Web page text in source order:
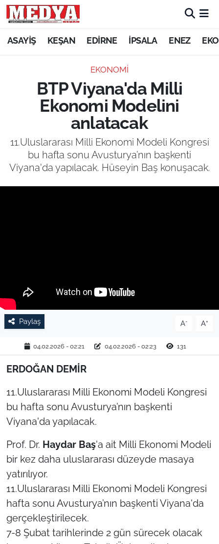
ASAYİŞ KEŞAN EDİRNE İPSALA ENEZ
EKONOMİ
BTP Viyana'da Milli
Ekonomi Modelini
anlatacak
11.Uluslararası Milli Ekonomi Modeli Kongresi
bu hafta sonu Avusturya’nın başkenti
Viyana'da yapılacak. Hüseyin Baş konuşacak.
Paylaş A- A+
04.02.2026 - 02:21 04.02.2026 - 02:23 131
ERDOĞAN DEMİR
11.Uluslararası Milli Ekonomi Modeli Kongresi
bu hafta sonu Avusturya’nın başkenti
Viyana'da yapılacak.
Prof. Dr. Haydar Baş'a ait Milli Ekonomi Modeli
bir kez daha uluslararası düzeyde masaya
yatırılıyor.
11.Uluslararası Milli Ekonomi Modeli Kongresi
hafta sonu Avusturya’nın başkenti Viyana'da
gerçekleştirilecek.
7-8 Şubat tarihlerinde 2 gün sürecek olacak
KEŞAN
ASAYİŞ
SİYASET
GÜNDEM
EKONOMİ
SAĞLIK
RESMİ İLAN
SPOR
EDİRNE
TEKİRDAĞ
KIRKLARELİ
TÜRKİYE
Bölge
Güvenlik
Genel